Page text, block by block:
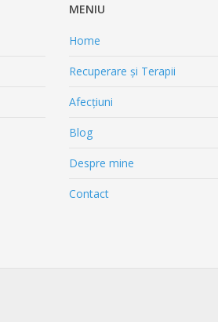
MENIU
Home
Recuperare și Terapii
Afecțiuni
Blog
Despre mine
Contact